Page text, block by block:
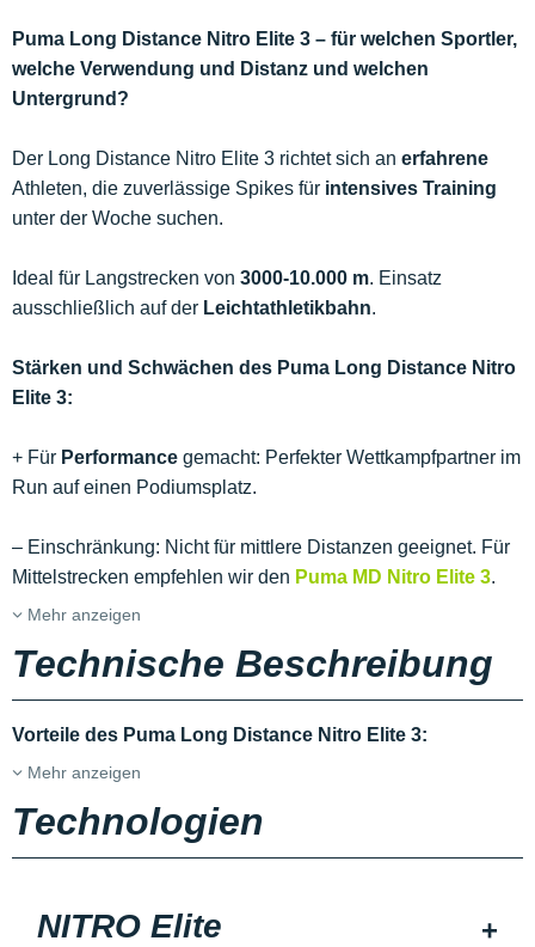
Puma Long Distance Nitro Elite 3 – für welchen Sportler,
welche Verwendung und Distanz und welchen
Untergrund?
Der Long Distance Nitro Elite 3 richtet sich an erfahrene
Athleten, die zuverlässige Spikes für intensives Training
unter der Woche suchen.
Ideal für Langstrecken von 3000-10.000 m. Einsatz
ausschließlich auf der Leichtathletikbahn.
Stärken und Schwächen des Puma Long Distance Nitro
Elite 3:
+ Für Performance gemacht: Perfekter Wettkampfpartner im
Run auf einen Podiumsplatz.
– Einschränkung: Nicht für mittlere Distanzen geeignet. Für
Mittelstrecken empfehlen wir den Puma MD Nitro Elite 3.
Mehr anzeigen
Technische Beschreibung
Vorteile des Puma Long Distance Nitro Elite 3:
Mehr anzeigen
Technologien
NITRO Elite